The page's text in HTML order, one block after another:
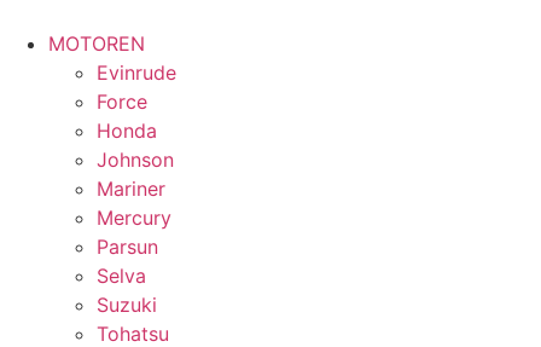
MOTOREN
Evinrude
Force
Honda
Johnson
Mariner
Mercury
Parsun
Selva
Suzuki
Tohatsu